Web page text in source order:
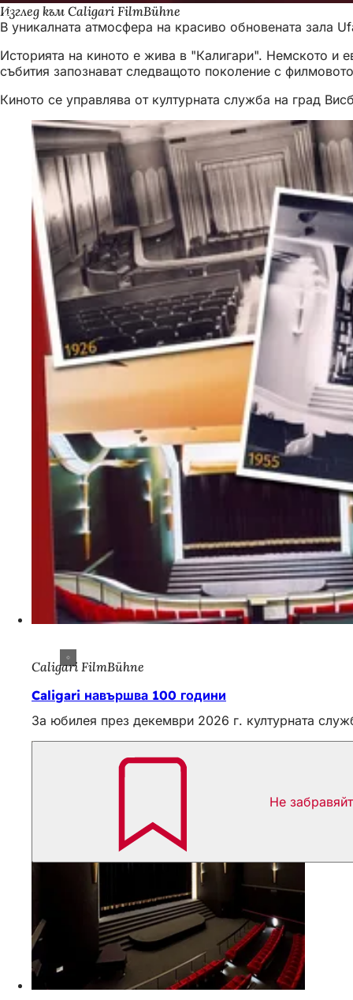
Изглед към Caligari FilmBühne
В уникалната атмосфера на красиво обновената зала
Историята на киното е жива в "Калигари". Немското и
събития запознават следващото поколение с
Киното се управлява от културната служба на град
Caligari FilmBühne
Caligari навършва 100 години
За юбилея през декември 2026 г. културната
Не